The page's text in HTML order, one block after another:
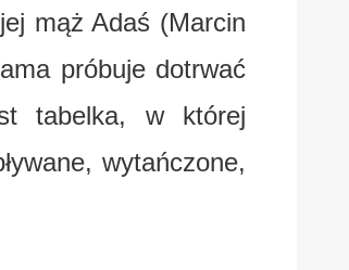
mąż Adaś (Marcin
próbuje dotrwać
tabelka, w której
wytańczone,